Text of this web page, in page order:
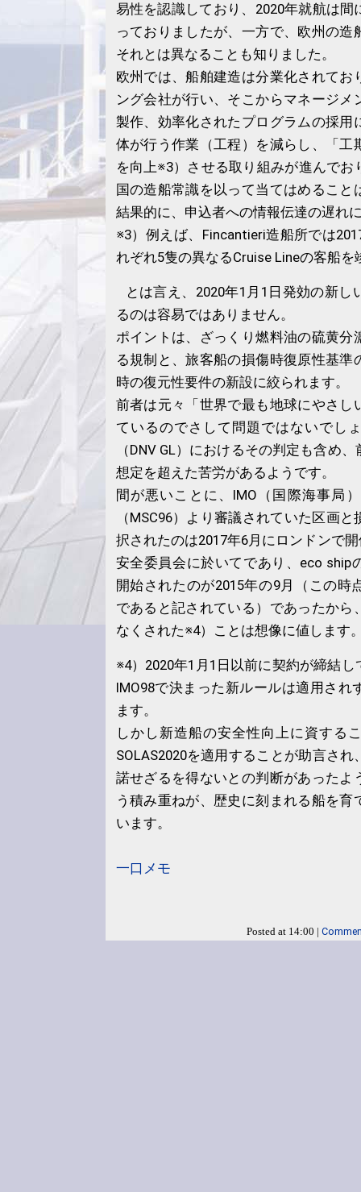
易性を認識しており、2020年就航は
っておりましたが、一方で、欧州の造
それとは異なることも知りました。
欧州では、船舶建造は分業化されてお
ング会社が行い、そこからマネージメ
製作、効率化されたプログラムの採用
体が行う作業（工程）を減らし、「工
を向上※3）させる取り組みが進んで
国の造船常識を以って当てはめること
結果的に、申込者への情報伝達の遅れ
※3）例えば、Fincantieri造船所では
れぞれ5隻の異なるCruise Lineの客船
とは言え、2020年1月1日発効の新し
るのは容易ではありません。
ポイントは、ざっくり燃料油の硫黄分
る規制と、旅客船の損傷時復原性基準
時の復元性要件の新設に絞られます。
前者は元々「世界で最も地球にやさし
ているのでさして問題ではないでし
（DNV GL）におけるその判定も含め
想定を超えた苦労があるようです。
間が悪いことに、IMO（国際海事局
（MSC96）より審議されていた区画
択されたのは2017年6月にロンドンで
安全委員会に於いてであり、eco ship
開始されたのが2015年の9月（この時
であると記されている）であったから
なくされた※4）ことは想像に値します
※4）2020年1月1日以前に契約が締結
IMO98で決まった新ルールは適用され
ます。
しかし新造船の安全性向上に資する
SOLAS2020を適用することが助言さ
諾せざるを得ないとの判断があったよ
う積み重ねが、歴史に刻まれる船を育
います。
一口メモ
Posted at 14:00 |